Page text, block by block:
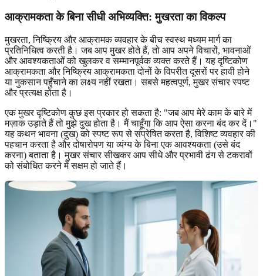
आक्रामकता के बिना सीधी अभिव्यक्ति: मुखरता का विकल्प
मुखरता, निष्क्रिय और आक्रामक व्यवहार के बीच स्वस्थ मध्यम मार्ग का
प्रतिनिधित्व करती है। जब आप मुखर होते हैं, तो आप अपने विचारों, भावनाओं
और आवश्यकताओं को खुलकर व सम्मानपूर्वक व्यक्त करते हैं। यह दृष्टिकोण
आक्रामकता और निष्क्रिय आक्रामकता दोनों के विपरीत दूसरों पर हावी होने
या नुकसान पहुँचाने का लक्ष्य नहीं रखता। सबसे महत्वपूर्ण, मुखर संचार स्पष्ट
और प्रत्यक्ष होता है।
एक मुखर दृष्टिकोण कुछ इस प्रकार हो सकता है: "जब आप मेरे काम के बारे में
मज़ाक उड़ाते हैं तो मुझे दुख होता है। मैं चाहूँगा कि आप ऐसा करना बंद कर दें।"
यह कथन भावना (दुख) को स्पष्ट रूप से संप्रेषित करता है, विशिष्ट व्यवहार की
पहचान करता है और दोषारोपण या व्यंग्य के बिना एक आवश्यकता (उसे बंद
करना) बताता है। मुखर संचार सीखकर आप सीधे और प्रभावी ढंग से टकरावों
को संबोधित करने में सक्षम हो जाते हैं।